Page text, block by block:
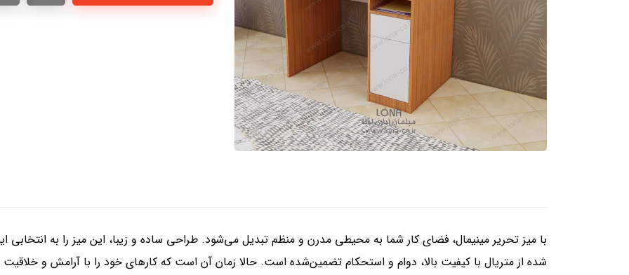
با میز تحریر مینیمال، فضای کار شما به محیطی مدرن و منظم تبدیل می‌شود. طراحی ساده و زیبا، این میز را به انتخابی
شده از متریال با کیفیت بالا، دوام و استحکام تضمین‌شده‌ است. حالا زمان آن است که کارهای خود را با آرامش و خلاقیت